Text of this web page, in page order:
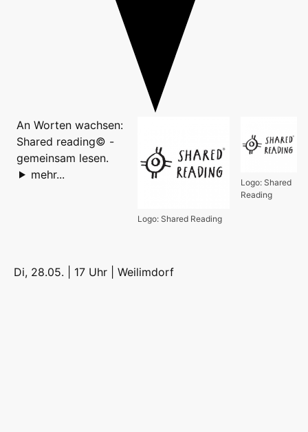
Logo: Shared
Reading
Logo: Shared Reading
An Worten wachsen:
Shared reading© -
gemeinsam lesen.
mehr...
Di, 28.05. | 17 Uhr | Weilimdorf